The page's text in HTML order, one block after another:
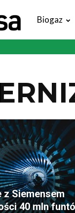
Magazyn
Biogaz
z Siemensem
40 mln